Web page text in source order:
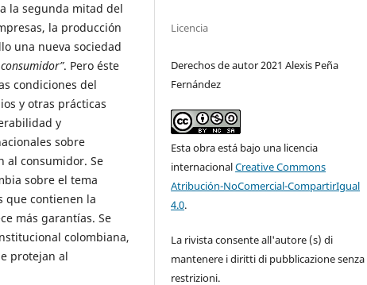
la segunda mitad del
la producción
una nueva sociedad
consumidor”. Pero éste
condiciones del
y otras prácticas
y
sobre
al consumidor. Se
sobre el tema
que contienen la
más garantías. Se
colombiana,
protejan al
Licencia
Derechos de autor 2021 Alexis Peña
Fernández
Esta obra está bajo una licencia
internacionalCreative Commons
Atribución-NoComercial-CompartirIgual
4.0.
La rivista consente all'autore (s) di
mantenere i diritti di pubblicazione senza
restrizioni.